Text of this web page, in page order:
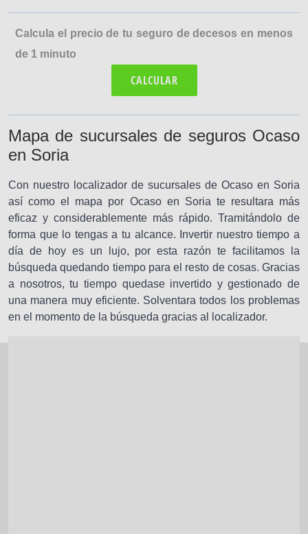
Calcula el precio de tu seguro de decesos en menos
de 1 minuto
CALCULAR
Mapa de sucursales de seguros Ocaso
en Soria
Con nuestro localizador de sucursales de Ocaso en Soria
así como el mapa por Ocaso en Soria te resultara más
eficaz y considerablemente más rápido. Tramitándolo de
forma que lo tengas a tu alcance. Invertir nuestro tiempo a
día de hoy es un lujo, por esta razón te facilitamos la
búsqueda quedando tiempo para el resto de cosas. Gracias
a nosotros, tu tiempo quedase invertido y gestionado de
una manera muy eficiente. Solventara todos los problemas
en el momento de la búsqueda gracias al localizador.